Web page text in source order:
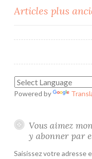
des
articles
Articles plus
Powered by
Vous aimez
y abonner par
Saisissez votre adresse